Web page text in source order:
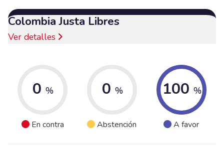
Colombia Justa Libres
Ver detalles
0 %
En contra
0 %
Abstención
100 %
A favor